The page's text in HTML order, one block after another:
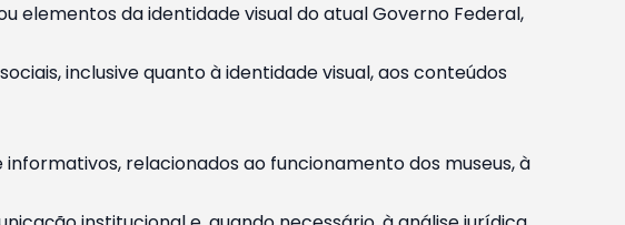
elementos da identidade visual do atual Governo Federal,
inclusive quanto à identidade visual, aos conteúdos
relacionados ao funcionamento dos museus, à